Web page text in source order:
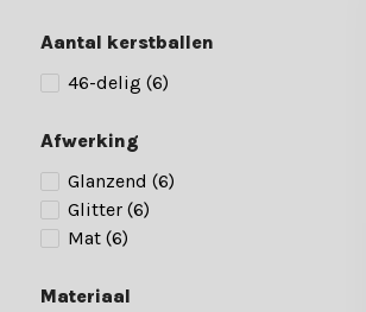
Aantal kerstballen
46-delig (6)
Afwerking
Glanzend (6)
Glitter (6)
Mat (6)
Materiaal